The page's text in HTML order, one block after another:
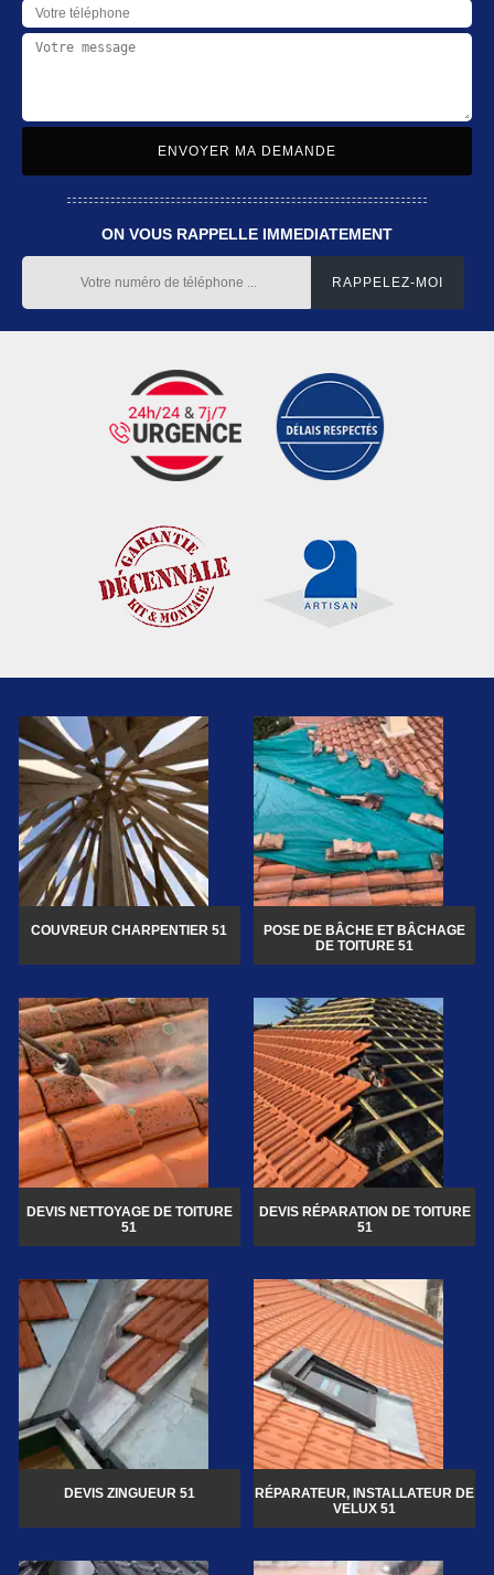
ON VOUS RAPPELLE IMMEDIATEMENT
COUVREUR CHARPENTIER 51
POSE DE BÂCHE ET BÂCHAGE
DE TOITURE 51
DEVIS NETTOYAGE DE TOITURE
51
DEVIS RÉPARATION DE TOITURE
51
DEVIS ZINGUEUR 51
RÉPARATEUR, INSTALLATEUR DE
VELUX 51